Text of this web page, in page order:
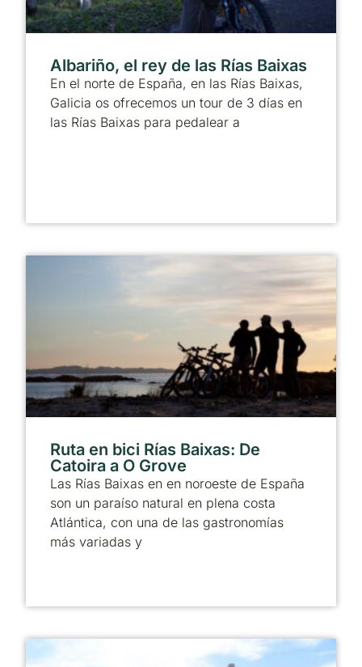
Albariño, el rey de las Rías Baixas
En el norte de España, en las Rías Baixas,
Galicia os ofrecemos un tour de 3 días en
las Rías Baixas para pedalear a
Ruta en bici Rías Baixas: De
Catoira a O Grove
Las Rías Baixas en en noroeste de España
son un paraíso natural en plena costa
Atlántica, con una de las gastronomías
más variadas y